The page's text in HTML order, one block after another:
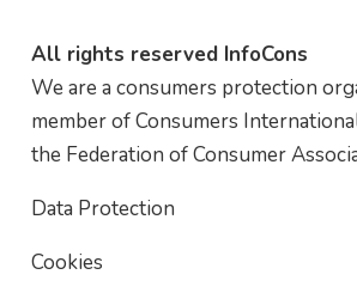
All rights reserved InfoCons
We are a consumers protection
member of Consumers
the Federation of Consumer
Data Protection
Cookies